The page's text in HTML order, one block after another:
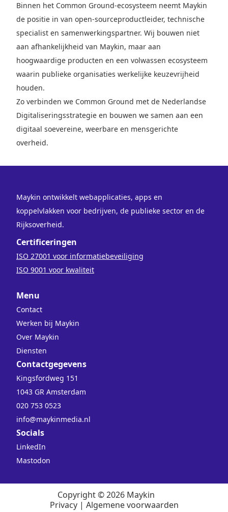
Binnen het Common Ground-ecosysteem neemt Maykin
de positie in van open-sourceproductleider, technische
specialist en samenwerkingspartner. Wij bouwen niet
aan afhankelijkheid van Maykin, maar aan
hoogwaardige producten en een volwassen ecosysteem
waarin publieke organisaties werkelijke keuzevrijheid
houden.
Zo verbinden we Common Ground met de Nederlandse
Digitaliseringsstrategie en bouwen we samen aan een
digitaal soevereine, weerbare en mensgerichte
overheid.
Maykin ontwikkelt webapplicaties, apps en
koppelvlakken voor bedrijven, de publieke sector en de
Rijksoverheid.
Certificeringen
ISO 27001 voor informatiebeveiliging
ISO 9001 voor kwaliteit
Menu
Contact
Werken bij Maykin
Over Maykin
Diensten
Contactgegevens
Kingsfordweg 151
1043 GR Amsterdam
020 753 0523
info@maykinmedia.nl
Socials
LinkedIn
Mastodon
Copyright © 2026 Maykin
Privacy | Algemene voorwaarden